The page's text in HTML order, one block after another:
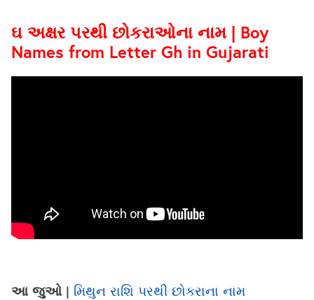
ઘ અક્ષર પરથી છોકરાઓના નામ | Boy
Names from Letter Gh in Gujarati
આ જુઓ | મિથુન રાશિ પરથી છોકરાના નામ